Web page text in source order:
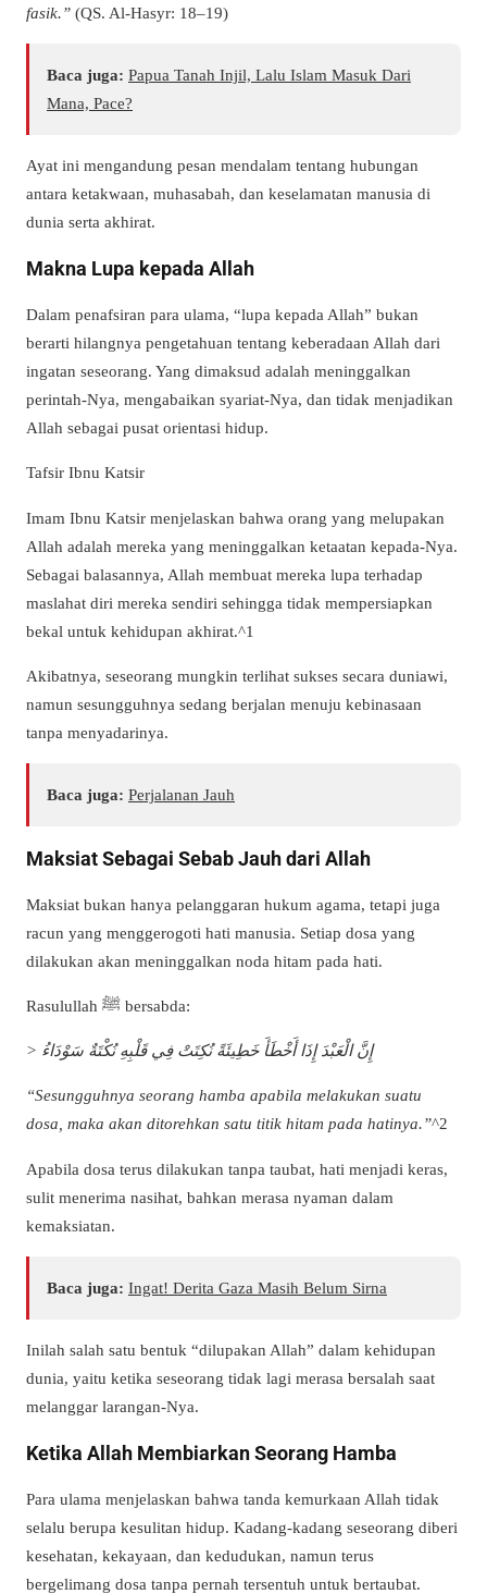
fasik.” (QS. Al-Hasyr: 18–19)
Baca juga: Papua Tanah Injil, Lalu Islam Masuk Dari
Mana, Pace?
Ayat ini mengandung pesan mendalam tentang hubungan
antara ketakwaan, muhasabah, dan keselamatan manusia di
dunia serta akhirat.
Makna Lupa kepada Allah
Dalam penafsiran para ulama, “lupa kepada Allah” bukan
berarti hilangnya pengetahuan tentang keberadaan Allah dari
ingatan seseorang. Yang dimaksud adalah meninggalkan
perintah-Nya, mengabaikan syariat-Nya, dan tidak menjadikan
Allah sebagai pusat orientasi hidup.
Tafsir Ibnu Katsir
Imam Ibnu Katsir menjelaskan bahwa orang yang melupakan
Allah adalah mereka yang meninggalkan ketaatan kepada-Nya.
Sebagai balasannya, Allah membuat mereka lupa terhadap
maslahat diri mereka sendiri sehingga tidak mempersiapkan
bekal untuk kehidupan akhirat.^1
Akibatnya, seseorang mungkin terlihat sukses secara duniawi,
namun sesungguhnya sedang berjalan menuju kebinasaan
tanpa menyadarinya.
Baca juga: Perjalanan Jauh
Maksiat Sebagai Sebab Jauh dari Allah
Maksiat bukan hanya pelanggaran hukum agama, tetapi juga
racun yang menggerogoti hati manusia. Setiap dosa yang
dilakukan akan meninggalkan noda hitam pada hati.
Rasulullah ﷺ bersabda:
> إِنَّ الْعَبْدَ إِذَا أَخْطَأَ خَطِيئَةً نُكِتَتْ فِي قَلْبِهِ نُكْتَةٌ سَوْدَاءُ
“Sesungguhnya seorang hamba apabila melakukan suatu
dosa, maka akan ditorehkan satu titik hitam pada hatinya.”^2
Apabila dosa terus dilakukan tanpa taubat, hati menjadi keras,
sulit menerima nasihat, bahkan merasa nyaman dalam
kemaksiatan.
Baca juga: Ingat! Derita Gaza Masih Belum Sirna
Inilah salah satu bentuk “dilupakan Allah” dalam kehidupan
dunia, yaitu ketika seseorang tidak lagi merasa bersalah saat
melanggar larangan-Nya.
Ketika Allah Membiarkan Seorang Hamba
Para ulama menjelaskan bahwa tanda kemurkaan Allah tidak
selalu berupa kesulitan hidup. Kadang-kadang seseorang diberi
kesehatan, kekayaan, dan kedudukan, namun terus
bergelimang dosa tanpa pernah tersentuh untuk bertaubat.